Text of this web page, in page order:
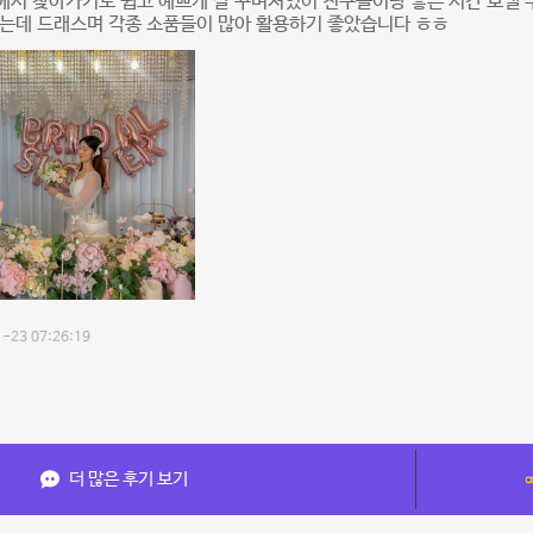
데 드래스며 각종 소품들이 많아 활용하기 좋았습니다 ㅎㅎ
23 07:26:19
더 많은 후기 보기